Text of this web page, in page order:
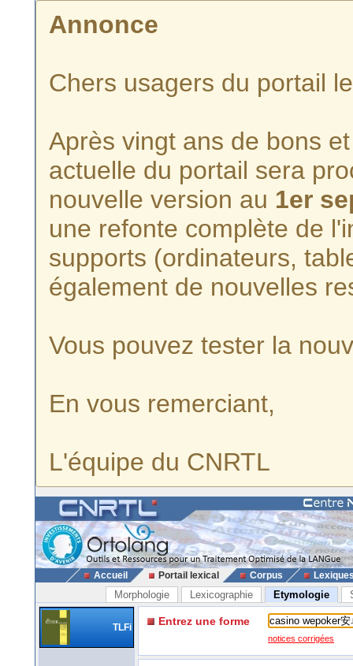
Annonce
Chers usagers du portail
Après vingt ans de bons
actuelle du portail sera
nouvelle version au 1er
une refonte complète de
supports (ordinateurs,
également de nouvelles
Vous pouvez tester la
En vous remerciant,
L'équipe du CNRTL
Accueil Portail lexical Corpus
Morphologie Lexicographie Etymologie
TLFi Entrez une forme
notices corrigées